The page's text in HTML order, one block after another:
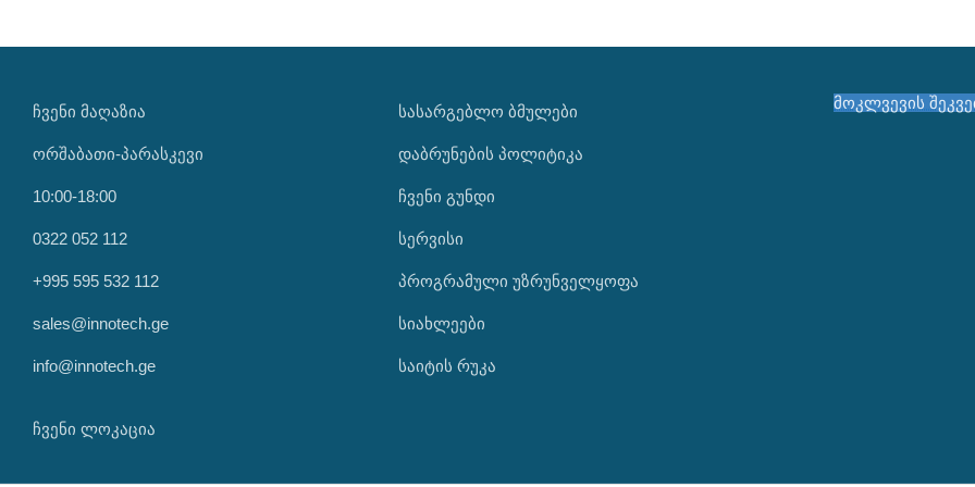
ᲩᲕᲔᲜᲘ ᲛᲐᲦᲐᲖᲘᲐ
ორშაბათი-პარასკევი
10:00-18:00
0322 052 112
+995 595 532 112
sales@innotech.ge
info@innotech.ge
ჩვენი ლოკაცია
ᲡᲐᲡᲐᲠᲒᲔᲑᲚᲝ ᲑᲛᲣᲚᲔᲑᲘ
დაბრუნების პოლიტიკა
ჩვენი გუნდი
სერვისი
პროგრამული უზრუნველყოფა
სიახლეები
საიტის რუკა
მოკლვევის